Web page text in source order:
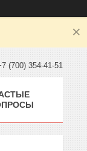
(700) 354-41-51